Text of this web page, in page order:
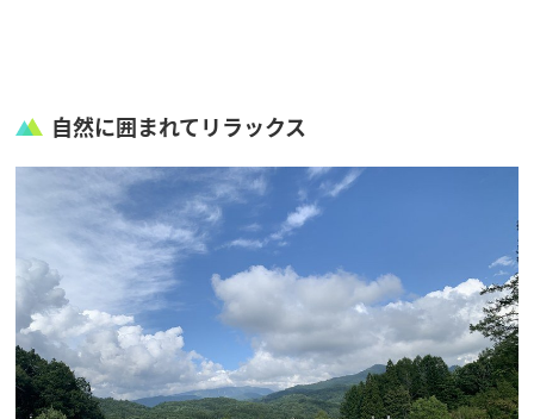
自然に囲まれてリラックス